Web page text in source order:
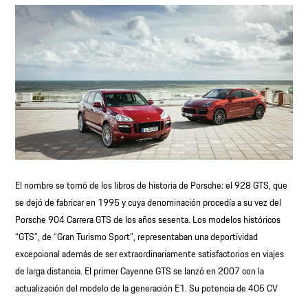
El nombre se tomó de los libros de historia de Porsche: el 928 GTS, que
se dejó de fabricar en 1995 y cuya denominación procedía a su vez del
Porsche 904 Carrera GTS de los años sesenta. Los modelos históricos
“GTS”, de “Gran Turismo Sport”, representaban una deportividad
excepcional además de ser extraordinariamente satisfactorios en viajes
de larga distancia. El primer Cayenne GTS se lanzó en 2007 con la
actualización del modelo de la generación E1. Su potencia de 405 CV